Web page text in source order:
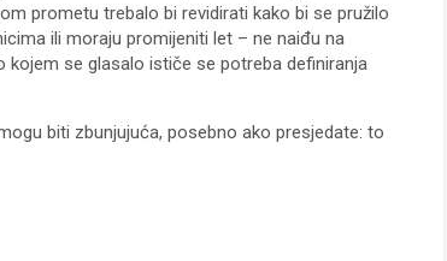
prometu trebalo bi revidirati kako bi se pružilo
ili moraju promijeniti let – ne naiđu na
kojem se glasalo ističe se potreba definiranja
biti zbunjujuća, posebno ako presjedate: to